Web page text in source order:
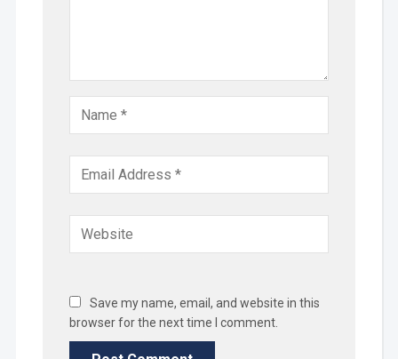
Save my name, email, and website in this
browser for the next time I comment.